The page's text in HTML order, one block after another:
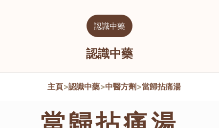
認識中藥
認識中藥
主頁>認識中藥>中醫方劑 >當歸拈痛湯